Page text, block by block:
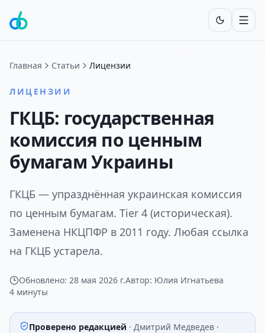
Главная Статьи Лицензии
ЛИЦЕНЗИИ
ГКЦБ: государственная
комиссия по ценным
бумагам Украины
ГКЦБ — упразднённая украинская комиссия
по ценным бумагам. Tier 4 (историческая).
Заменена НКЦПФР в 2011 году. Любая ссылка
на ГКЦБ устарела.
Обновлено: 28 мая 2026 г.Автор: Юлия Игнатьева
4 минуты
Проверено редакцией · Дмитрий Медведев ·